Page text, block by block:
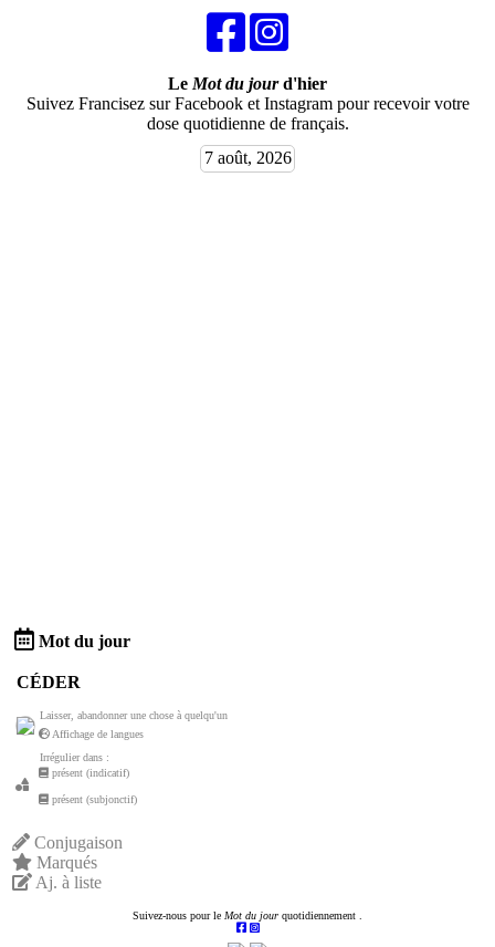
Le Mot du jourd'hier
Suivez Francisez sur Facebook et Instagram pour recevoir votre
dose quotidienne de français.
7 août, 2026
Mot du jour
CÉDER
Laisser, abandonner une chose à quelqu'un
Affichage de langues
Irrégulier dans :
présent (indicatif)
présent (subjonctif)
Conjugaison
Marqués
Aj. à liste
Suivez-nous pour le Mot du jour quotidiennement .